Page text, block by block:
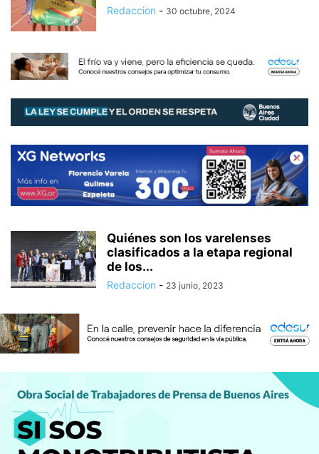
Redaccion - 30 octubre, 2024
Quiénes son los varelenses
clasificados a la etapa regional
de los...
Redaccion - 23 junio, 2023